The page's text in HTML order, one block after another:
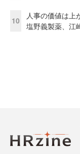
10
人事の価値は上
塩野義製薬、江